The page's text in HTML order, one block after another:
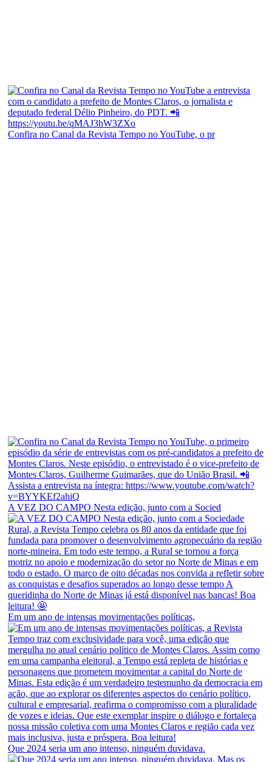
Confira no Canal da Revista Tempo no YouTube, o pr
A VEZ DO CAMPO Nesta edição, junto com a Socied
Em um ano de intensas movimentações políticas,
Que 2024 seria um ano intenso, ninguém duvidava.